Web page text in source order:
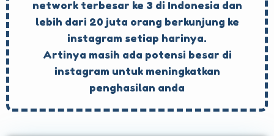
network terbesar ke 3 di Indonesia dan
lebih dari 20 juta orang berkunjung ke
instagram setiap harinya.
Artinya masih ada potensi besar di
instagram untuk meningkatkan
penghasilan anda​